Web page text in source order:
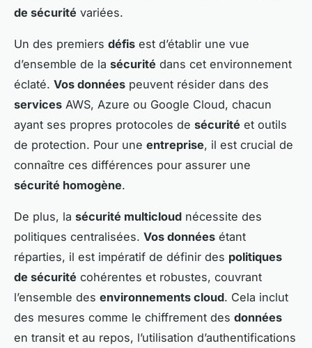
de sécurité variées.
Un des premiers défis est d’établir une vue
d’ensemble de la sécurité dans cet environnement
éclaté. Vos données peuvent résider dans des
services AWS, Azure ou Google Cloud, chacun
ayant ses propres protocoles de sécurité et outils
de protection. Pour une entreprise, il est crucial de
connaître ces différences pour assurer une
sécurité homogène.
De plus, la sécurité multicloud nécessite des
politiques centralisées. Vos données étant
réparties, il est impératif de définir des politiques
de sécurité cohérentes et robustes, couvrant
l’ensemble des environnements cloud. Cela inclut
des mesures comme le chiffrement des données
en transit et au repos, l’utilisation d’authentifications